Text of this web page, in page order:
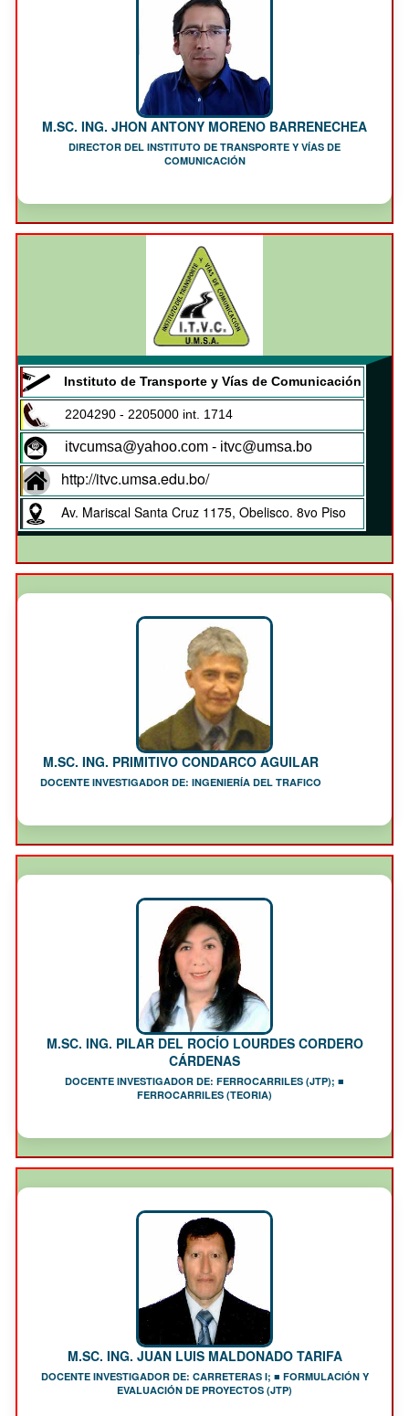
M.SC. ING. JHON ANTONY MORENO BARRENECHEA
DIRECTOR DEL INSTITUTO DE TRANSPORTE Y VÍAS DE
COMUNICACIÓN
Instituto de Transporte y Vías de Comunicación
2204290 - 2205000 int. 1714
itvcumsa@yahoo.com - itvc@umsa.bo
http://itvc.umsa.edu.bo/
Av. Mariscal Santa Cruz 1175, Obelisco. 8vo Piso
M.SC. ING. PRIMITIVO CONDARCO AGUILAR
DOCENTE INVESTIGADOR DE: INGENIERÍA DEL TRAFICO
M.SC. ING. PILAR DEL ROCÍO LOURDES CORDERO
CÁRDENAS
DOCENTE INVESTIGADOR DE: FERROCARRILES (JTP); ■
FERROCARRILES (TEORIA)
M.SC. ING. JUAN LUIS MALDONADO TARIFA
DOCENTE INVESTIGADOR DE: CARRETERAS I; ■ FORMULACIÓN Y
EVALUACIÓN DE PROYECTOS (JTP)